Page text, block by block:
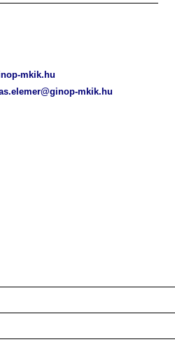
mkik.hu
mkik.hu